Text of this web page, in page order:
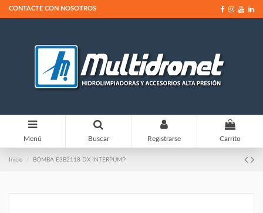
CONTACTE CON NOSOTROS
Menú Buscar Registrarse
0
Carrito
Inicio BOMBA E3B2118 DX INTERPUMP